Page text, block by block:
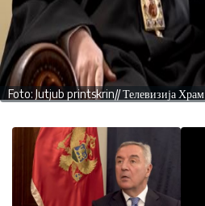
Foto: Jutjub printskrin// Телевизија Храм